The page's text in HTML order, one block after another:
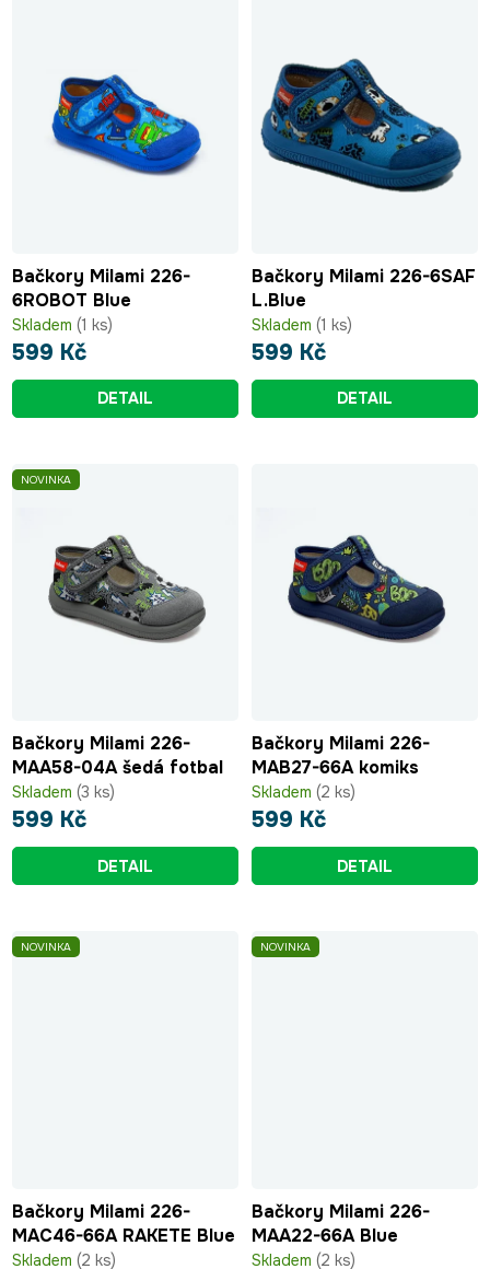
Bačkory Milami 226-
6ROBOT Blue
Skladem (1 ks)
599 Kč
DETAIL
Bačkory Milami 226-6SAF
L.Blue
Skladem (1 ks)
599 Kč
DETAIL
NOVINKA
Bačkory Milami 226-
MAA58-04A šedá fotbal
Skladem (3 ks)
599 Kč
DETAIL
Bačkory Milami 226-
MAB27-66A komiks
Skladem (2 ks)
599 Kč
DETAIL
NOVINKA
Bačkory Milami 226-
MAC46-66A RAKETE Blue
Skladem (2 ks)
NOVINKA
Bačkory Milami 226-
MAA22-66A Blue
Skladem (2 ks)